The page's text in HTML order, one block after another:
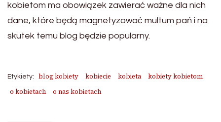
kobietom ma obowiązek zawierać ważne dla nich
dane, które będą magnetyzować multum pań i na
skutek temu blog będzie popularny.
Etykiety: blog kobiety kobiecie kobieta
kobiety kobietom
o kobietach
o nas kobietach